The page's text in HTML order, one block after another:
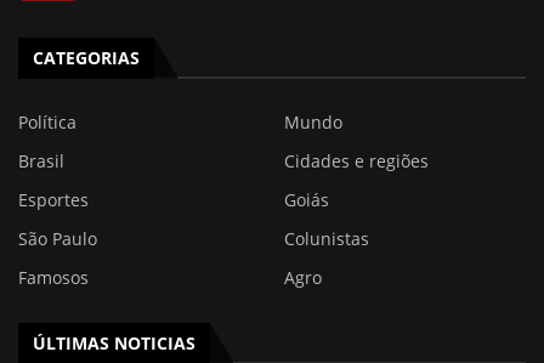
CATEGORIAS
Política
Mundo
Brasil
Cidades e regiões
Esportes
Goiás
São Paulo
Colunistas
Famosos
Agro
ÚLTIMAS NOTICIAS